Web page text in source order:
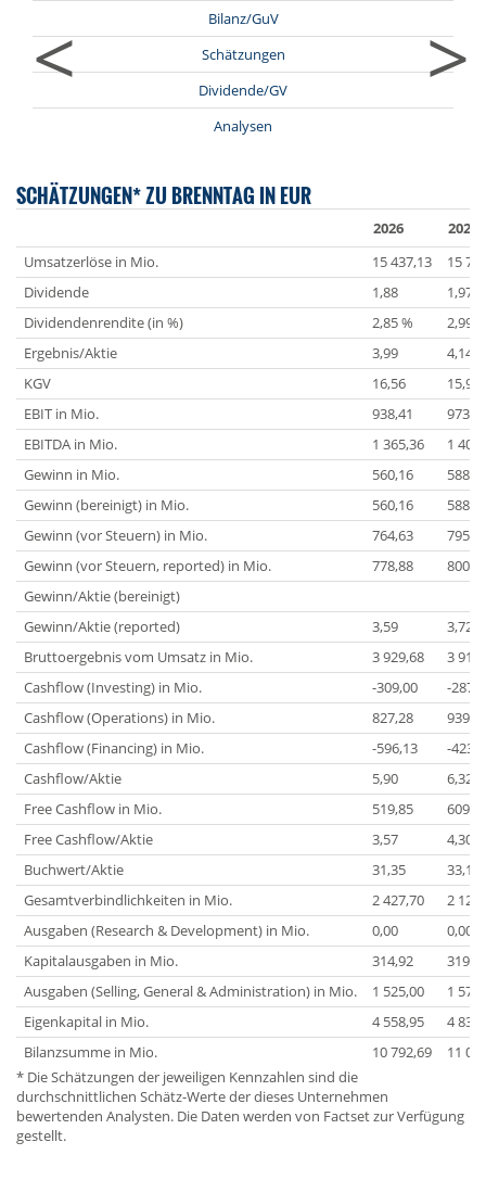
<
Bilanz/GuV
Schätzungen
Dividende/GV
Analysen
>
SCHÄTZUNGEN* ZU BRENNTAG IN EUR
2026
2027
Umsatzerlöse in Mio.
15 437,13
15
Dividende
1,88
1,97
Dividendenrendite (in %)
2,85 %
2,99
Ergebnis/Aktie
3,99
4,14
KGV
16,56
15,95
EBIT in Mio.
938,41
EBITDA in Mio.
1 365,36
1
Gewinn in Mio.
560,16
Gewinn (bereinigt) in Mio.
560,16
Gewinn (vor Steuern) in Mio.
764,63
Gewinn (vor Steuern, reported) in Mio.
778,88
Gewinn/Aktie (bereinigt)
Gewinn/Aktie (reported)
3,59
3,72
Bruttoergebnis vom Umsatz in Mio.
3 929,68
3
Cashflow (Investing) in Mio.
-309,00
-
Cashflow (Operations) in Mio.
827,28
Cashflow (Financing) in Mio.
-596,13
-
Cashflow/Aktie
5,90
6,32
Free Cashflow in Mio.
519,85
Free Cashflow/Aktie
3,57
4,30
Buchwert/Aktie
31,35
33,14
Gesamtverbindlichkeiten in Mio.
2 427,70
2
Ausgaben (Research & Development) in Mio.
0,00
0,00
Kapitalausgaben in Mio.
314,92
Ausgaben (Selling, General & Administration) in Mio.
1 525,00
1
Eigenkapital in Mio.
4 558,95
4
Bilanzsumme in Mio.
10 792,69
11
* Die Schätzungen der jeweiligen Kennzahlen sind die
durchschnittlichen Schätz-Werte der dieses Unternehmen
bewertenden Analysten. Die Daten werden von Factset zur Verfügung
gestellt.